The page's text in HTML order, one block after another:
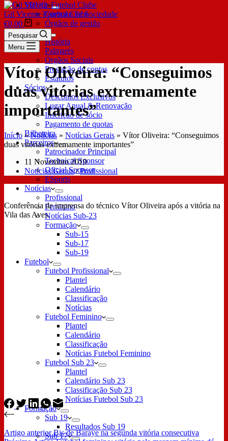
SDUQ
Contrato de Sociedade
Órgãos de gestão
Clube
História
Palmarés
Órgãos Sociais
Prestação de contas
Estatutos
Sócios
Descontos Exclusivos
Lugar Anual & Renovação
Inscrição de sócio
Pagamento de quotas
Bilheteira
Parceiros
Patrocinador Principal
Technical Sponsor
Oficial Sponsor
ESports
Notícias
Profissional
Feminino
Notícias Sub-23
Formação
Sub-15
Sub-17
Sub-19
Futebol
Futebol Profissional
Plantel
Calendário
Classificação
Notícias
Futebol Feminino
Plantel
Calendário
Classificação
Notícias Futebol Feminino
Futebol Sub 23
Plantel
Calendário Sub 23
Classificação Sub 23
Notícias Futebol Sub 23
Formação
Sub 19
Resultados Sub 19
Sub 17
Gil Vicente Futebol Clube
€0,00
Pesquisar
Menu
Vítor Oliveira: “Conseguimos
duas vitórias extremamente
importantes”
Início »Notícias » Notícias Gerais » Vítor Oliveira: “Conseguimos
duas vitórias extremamente importantes”
11 Novembro 2019
Notícias Gerais/Profissional
Conferência de imprensa do técnico Vítor Oliveira após a vitória na
Vila das Aves.
Artigo anteriorBis de Baraye na segunda vitória consecutiva